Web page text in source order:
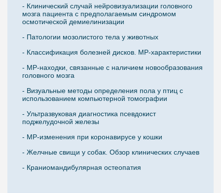
- Клинический случай нейровизуализации головного
мозга пациента с предполагаемым синдромом
осмотической демиелинизации
- Патологии мозолистого тела у животных
- Классификация болезней дисков. МР-характеристики
- МР-находки, связанные с наличием новообразования
головного мозга
- Визуальные методы определения пола у птиц с
использованием компьютерной томографии
- Ультразвуковая диагностика псевдокист
поджелудочной железы
- МР-изменения при коронавирусе у кошки
- Желчные свищи у собак. Обзор клинических случаев
- Краниомандибулярная остеопатия